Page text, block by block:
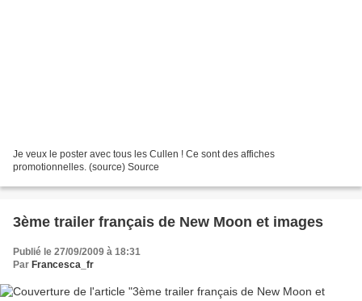
Je veux le poster avec tous les Cullen ! Ce sont des affiches
promotionnelles. (source) Source
3ème trailer français de New Moon et images
Publié le 27/09/2009 à 18:31
Par Francesca_fr